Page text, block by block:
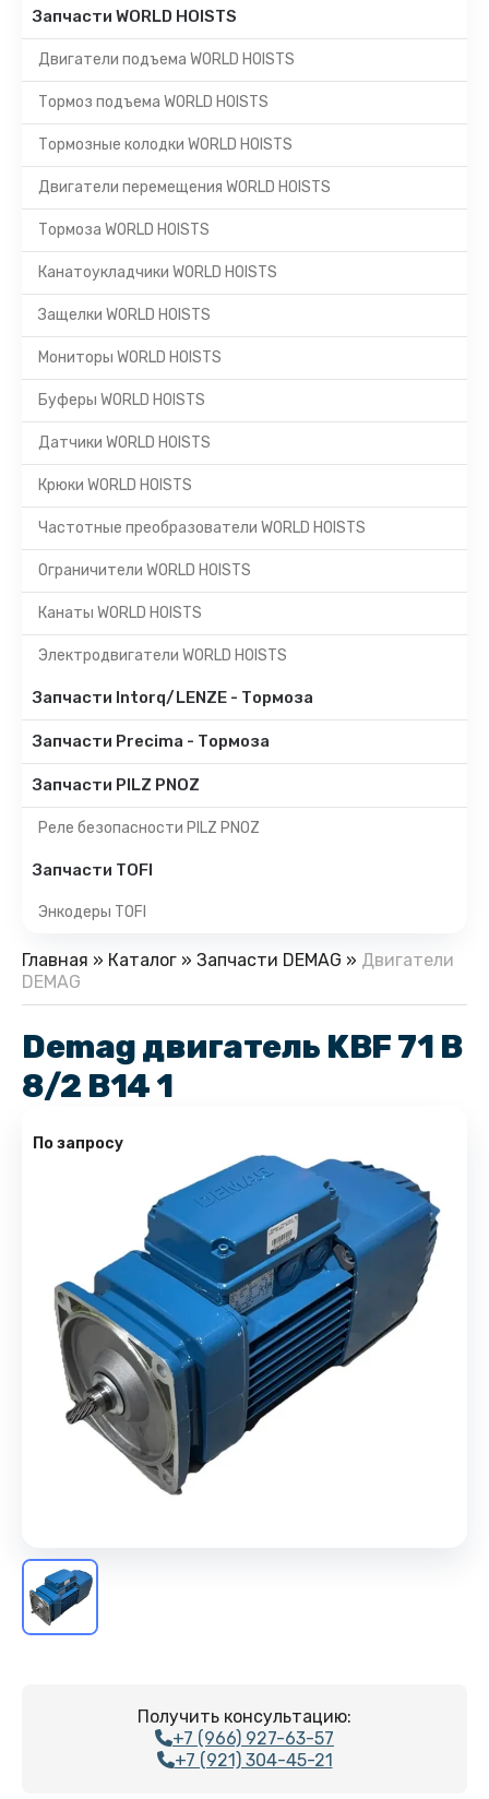
Запчасти WORLD HOISTS
Двигатели подъема WORLD HOISTS
Тормоз подъема WORLD HOISTS
Тормозные колодки WORLD HOISTS
Двигатели перемещения WORLD HOISTS
Тормоза WORLD HOISTS
Канатоукладчики WORLD HOISTS
Защелки WORLD HOISTS
Мониторы WORLD HOISTS
Буферы WORLD HOISTS
Датчики WORLD HOISTS
Крюки WORLD HOISTS
Частотные преобразователи WORLD HOISTS
Ограничители WORLD HOISTS
Канаты WORLD HOISTS
Электродвигатели WORLD HOISTS
Запчасти Intorq/LENZE - Тормоза
Запчасти Precima - Тормоза
Запчасти PILZ PNOZ
Реле безопасности PILZ PNOZ
Запчасти TOFI
Энкодеры TOFI
Главная » Каталог » Запчасти DEMAG » Двигатели
DEMAG
Demag двигатель KBF 71 B
8/2 B14 1
По запросу
Получить консультацию:
+7 (966) 927-63-57
+7 (921) 304-45-21